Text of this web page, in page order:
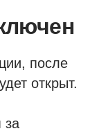
после
открыт.
за